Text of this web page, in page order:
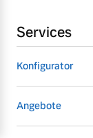
Services
Konfigurator
Angebote